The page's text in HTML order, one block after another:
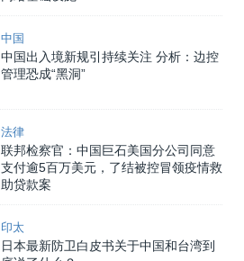
中国
中国出入境新规引持续关注 分析：边控
管理恐成“黑洞”
法律
联邦检察官：中国巨石美国分公司同意
支付逾5百万美元，了结被控冒领疫情救
助贷款案
印太
日本最新防卫白皮书关于中国和台湾到